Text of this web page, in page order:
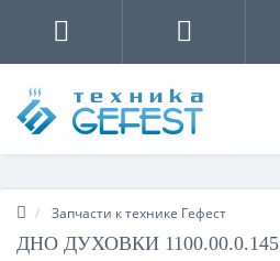
Запчасти к технике Гефест
ДНО ДУХОВКИ 1100.00.0.145